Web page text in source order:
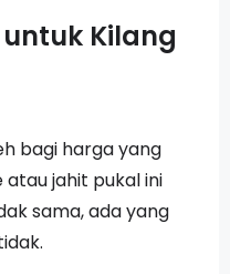
Kilang
bagi harga yang
jahit pukal ini
sama, ada yang